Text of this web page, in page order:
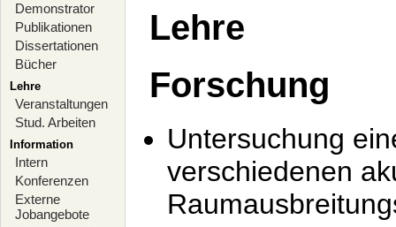
Demonstrator
Publikationen
Dissertationen
Bücher
Lehre
Veranstaltungen
Stud. Arbeiten
Information
Intern
Konferenzen
Externe
Jobangebote
Lehre
Forschung
Untersuchung
verschiedenen